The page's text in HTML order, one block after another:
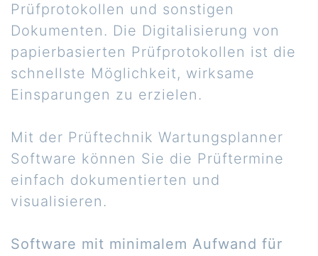
Prüfprotokollen und sonstigen
Dokumenten. Die Digitalisierung von
papierbasierten Prüfprotokollen ist die
schnellste Möglichkeit, wirksame
Einsparungen zu erzielen.
Mit der Prüftechnik Wartungsplanner
Software können Sie die Prüftermine
einfach dokumentierten und
visualisieren.
Software mit minimalem Aufwand für